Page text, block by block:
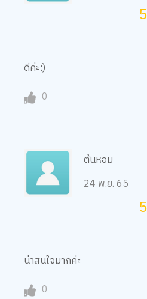
ดีค่ะ:)
0
ต้นหอม
24 พ.ย. 65
น่าสนใจมากค่ะ
0